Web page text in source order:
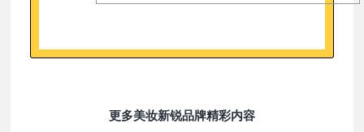
更多美妆新锐品牌精彩内容